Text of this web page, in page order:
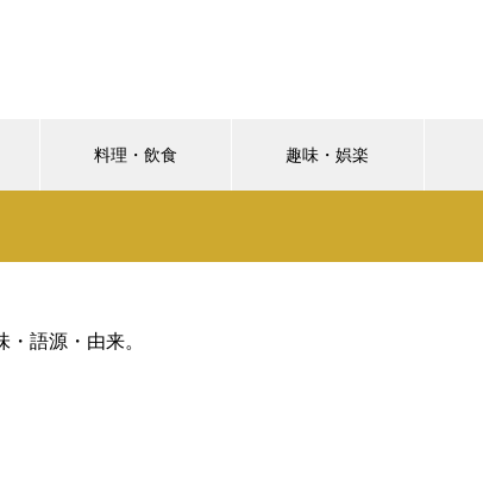
料理・飲食 趣味・娯楽
語源・由来。